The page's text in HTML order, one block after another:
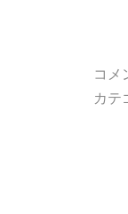
コメ
カテ